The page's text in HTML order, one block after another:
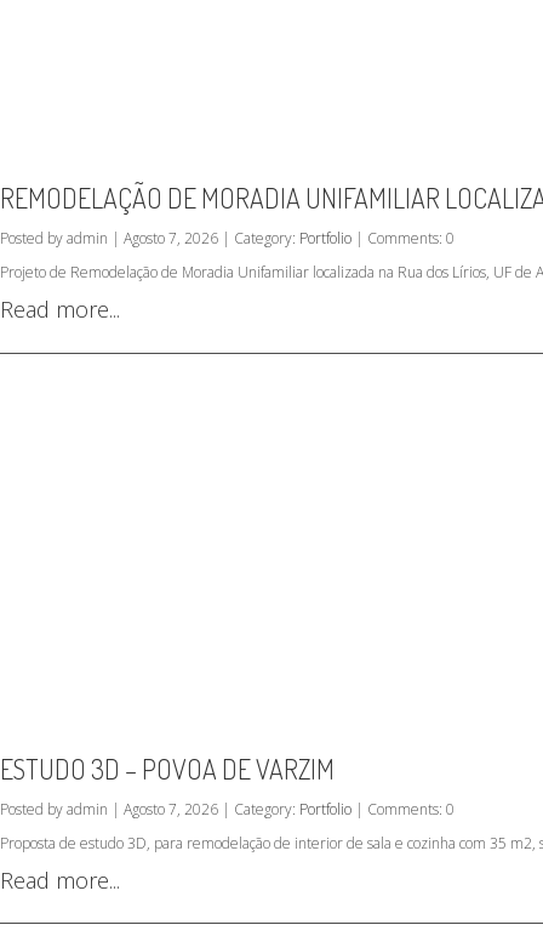
REMODELAÇÃO DE MORADIA UNIFAMILIAR
Posted by admin | Agosto 7, 2026 | Category: Portfolio | Comments: 0
Projeto de Remodelação de Moradia Unifamiliar localizada na Rua dos Lírios, UF de
Read more...
ESTUDO 3D – POVOA DE VARZIM
Posted by admin | Agosto 7, 2026 | Category: Portfolio | Comments: 0
Proposta de estudo 3D, para remodelação de interior de sala e cozinha com 35 m2,
Read more...